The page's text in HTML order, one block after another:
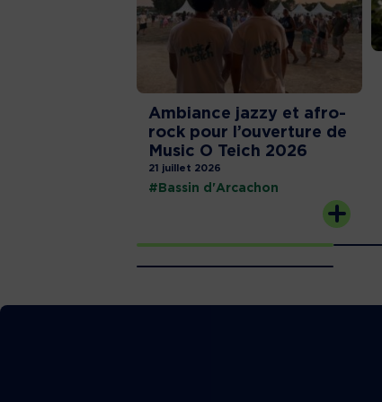
Ambiance jazzy et afro-
rock pour l’ouverture de
Music O Teich 2026
21 juillet 2026
#Bassin d'Arcachon